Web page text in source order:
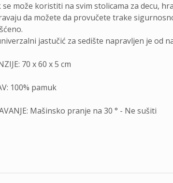
se može koristiti na svim stolicama za decu,
da možete da provučete trake
jastučić za sedište napravljen je od
70 x 60 x 5 cm
100% pamuk
Mašinsko pranje na 30 ° - Ne sušiti